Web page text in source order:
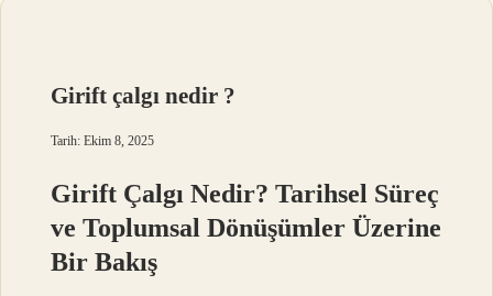
Girift çalgı nedir ?
Tarih: Ekim 8, 2025
Girift Çalgı Nedir? Tarihsel Süreç
ve Toplumsal Dönüşümler Üzerine
Bir Bakış